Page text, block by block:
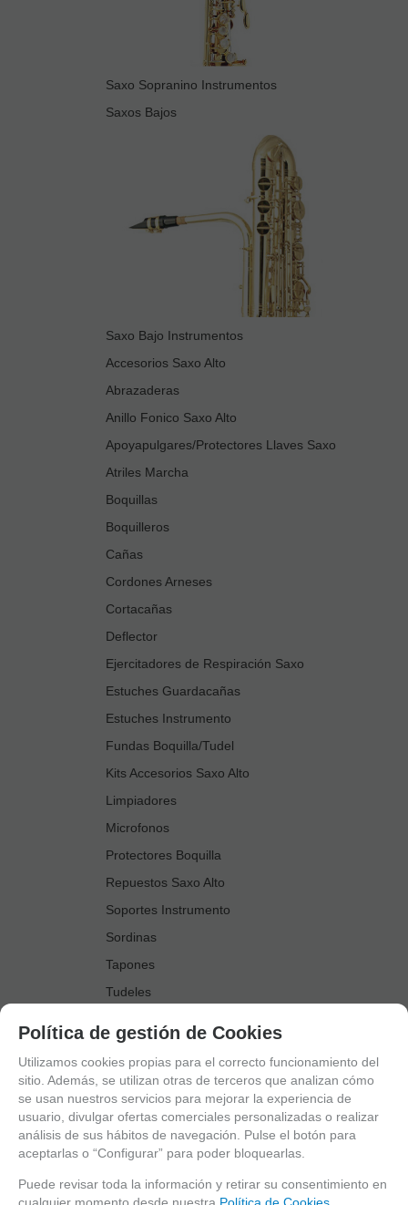
Saxo Sopranino Instrumentos
Saxos Bajos
Saxo Bajo Instrumentos
Accesorios Saxo Alto
Abrazaderas
Anillo Fonico Saxo Alto
Apoyapulgares/Protectores Llaves Saxo
Atriles Marcha
Boquillas
Boquilleros
Cañas
Cordones Arneses
Cortacañas
Deflector
Ejercitadores de Respiración Saxo
Estuches Guardacañas
Estuches Instrumento
Fundas Boquilla/Tudel
Kits Accesorios Saxo Alto
Limpiadores
Microfonos
Protectores Boquilla
Repuestos Saxo Alto
Soportes Instrumento
Sordinas
Tapones
Tudeles
Accesorios Saxo Tenor
Abrazaderas
Anillo Fonico Saxo Tenor
Atriles Marcha
Boquillas
Boquilleros
Política de gestión de Cookies
Utilizamos cookies propias para el correcto funcionamiento del
sitio. Además, se utilizan otras de terceros que analizan cómo
se usan nuestros servicios para mejorar la experiencia de
usuario, divulgar ofertas comerciales personalizadas o realizar
análisis de sus hábitos de navegación. Pulse el botón para
aceptarlas o “Configurar” para poder bloquearlas.
Puede revisar toda la información y retirar su consentimiento en